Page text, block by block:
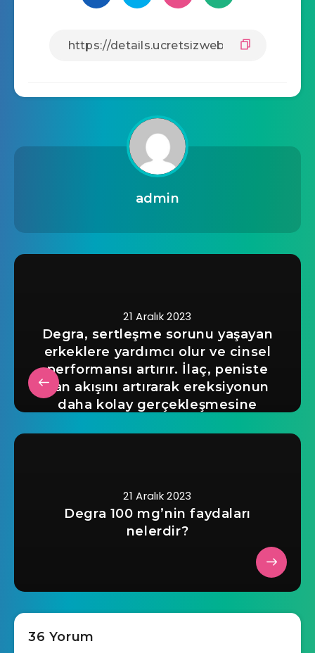
admin
21 Aralık 2023
Degra, sertleşme sorunu yaşayan
erkeklere yardımcı olur ve cinsel
performansı artırır. İlaç, peniste
kan akışını artırarak ereksiyonun
daha kolay gerçekleşmesine
21 Aralık 2023
Degra 100 mg’nin faydaları
nelerdir?
36 Yorum